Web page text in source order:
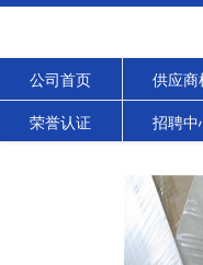
公司首页 供应商
荣誉认证 招聘中